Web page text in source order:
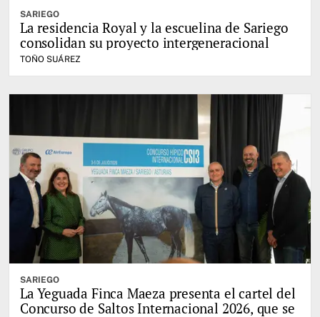
SARIEGO
La residencia Royal y la escuelina de Sariego
consolidan su proyecto intergeneracional
TOÑO SUÁREZ
SARIEGO
La Yeguada Finca Maeza presenta el cartel del
Concurso de Saltos Internacional 2026, que se